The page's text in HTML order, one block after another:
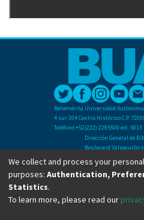
Benemérita Universidad Autónoma
4 sur 104 Centro Histórico C.P.
Teléfono +52(222) 2295500 ext. 5013
Dirección General de
Boulevard Valsequillo y
Ciudad Universitaria.
C.P. 72570
Teléfono +52 (222)
We collect and process your
purposes: Authentication,
Statistics.
To learn more, please read our